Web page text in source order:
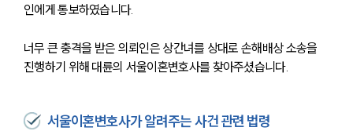
인에게 통보하였습니다.
너무 큰 충격을 받은 의뢰인은 상간녀를 상대로 손해배상 소송을
진행하기 위해 대륜의 서울이혼변호사를 찾아주셨습니다.
서울이혼변호사가 알려주는 사건 관련 법령